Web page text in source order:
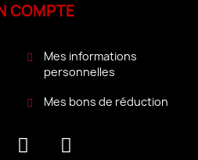
COMPTE
Mes informations
personnelles
Mes bons de réduction